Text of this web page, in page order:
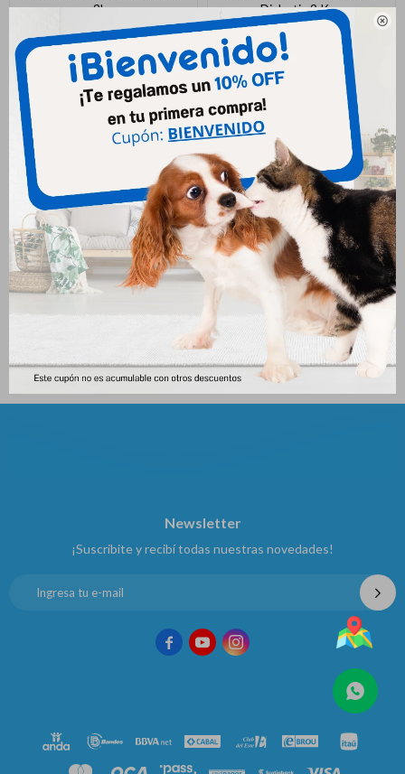

2kg
$1.285
Diabetic 2 Kgs
Hpm Perro Weight Loss &
Diabetes 3 Kg
Hpm Perro Weight Loss &
Diabetes 12 Kg
6.480 $7.200
Newsletter
¡Suscribite y recibí todas nuestras novedades!
  